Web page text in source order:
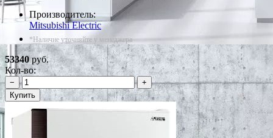
Производитель:
Mitsubishi Electric
*Наличие уточняйте у менеджера
53340руб.
Кол-во:
−
+
Купить